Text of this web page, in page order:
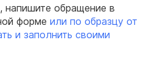
напишите обращение в
форме или по образцу от
и заполнить своими